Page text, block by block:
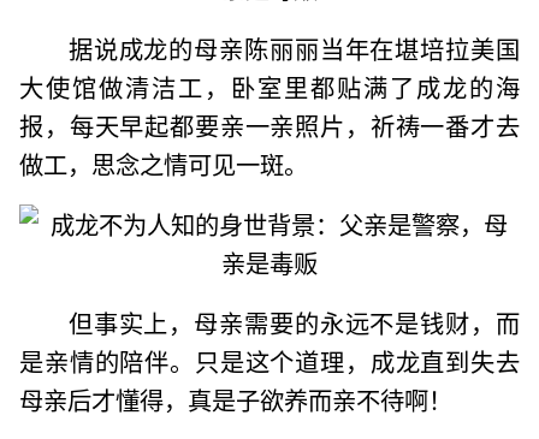
据说成龙的母亲陈丽丽当年在堪培拉美国
大使馆做清洁工，卧室里都贴满了成龙的海
报，每天早起都要亲一亲照片，祈祷一番才去
做工，思念之情可见一斑。
但事实上，母亲需要的永远不是钱财，而
是亲情的陪伴。只是这个道理，成龙直到失去
母亲后才懂得，真是子欲养而亲不待啊！